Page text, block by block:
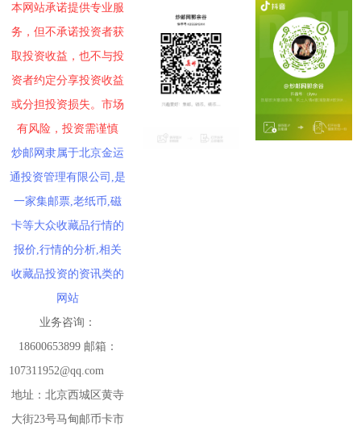
本网站承诺提供专业服
务，但不承诺投资者获
取投资收益，也不与投
资者约定分享投资收益
或分担投资损失。市场
有风险，投资需谨慎
炒邮网隶属于北京金运
通投资管理有限公司,是
一家集邮票,老纸币,磁
卡等大众收藏品行情的
报价,行情的分析,相关
收藏品投资的资讯类的
网站
业务咨询：
18600653899 邮箱：
107311952@qq.com
地址：北京西城区黄寺
大街23号马甸邮币卡市